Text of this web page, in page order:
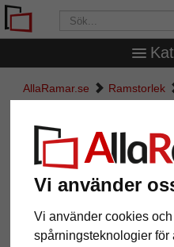
Vi använder
Vi använder cookies
spårningsteknologier för
AllaRamar.se Ramstorlek
med passepartout
Träram Home